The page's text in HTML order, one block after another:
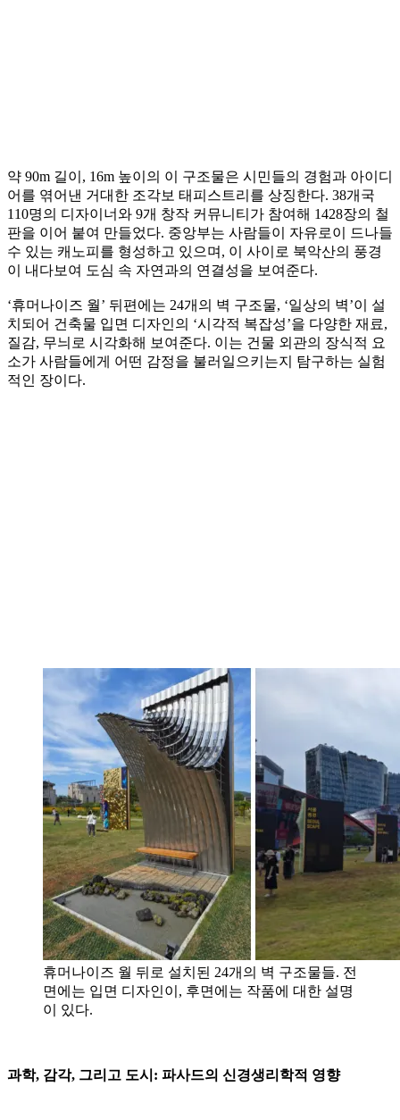
약 90m 길이, 16m 높이의 이 구조물은 시민들의 경험과 아이디
어를 엮어낸 거대한 조각보 태피스트리를 상징한다. 38개국
110명의 디자이너와 9개 창작 커뮤니티가 참여해 1428장의 철
판을 이어 붙여 만들었다. 중앙부는 사람들이 자유로이 드나들
수 있는 캐노피를 형성하고 있으며, 이 사이로 북악산의 풍경
이 내다보여 도심 속 자연과의 연결성을 보여준다.
‘휴머나이즈 월’ 뒤편에는 24개의 벽 구조물, ‘일상의 벽’이 설
치되어 건축물 입면 디자인의 ‘시각적 복잡성’을 다양한 재료,
질감, 무늬로 시각화해 보여준다. 이는 건물 외관의 장식적 요
소가 사람들에게 어떤 감정을 불러일으키는지 탐구하는 실험
적인 장이다.
휴머나이즈 월 뒤로 설치된 24개의 벽 구조물들. 전
면에는 입면 디자인이, 후면에는 작품에 대한 설명
이 있다.
과학, 감각, 그리고 도시: 파사드의 신경생리학적 영향